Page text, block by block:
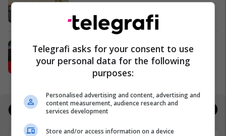
Prishtina Ticket
Karburant cilësor dhe shumë më
tepër!
Jobs Real Estate
Telegrafi asks for your consent to use
your personal data for the following
purposes:
Personalised advertising and content, advertising and
content measurement, audience research and
services development
Store and/or access information on a device